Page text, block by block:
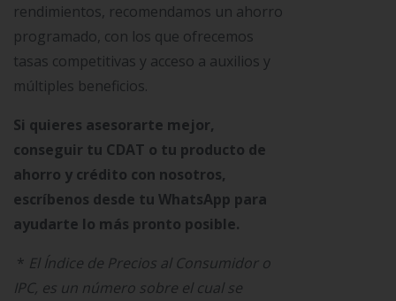
rendimientos, recomendamos un ahorro
programado, con los que ofrecemos
tasas competitivas y acceso a auxilios y
múltiples beneficios.
Si quieres asesorarte mejor,
conseguir tu CDAT o tu producto de
ahorro y crédito con nosotros,
escríbenos desde tu WhatsApp para
ayudarte lo más pronto posible.
* El Índice de Precios al Consumidor o
IPC, es un número sobre el cual se